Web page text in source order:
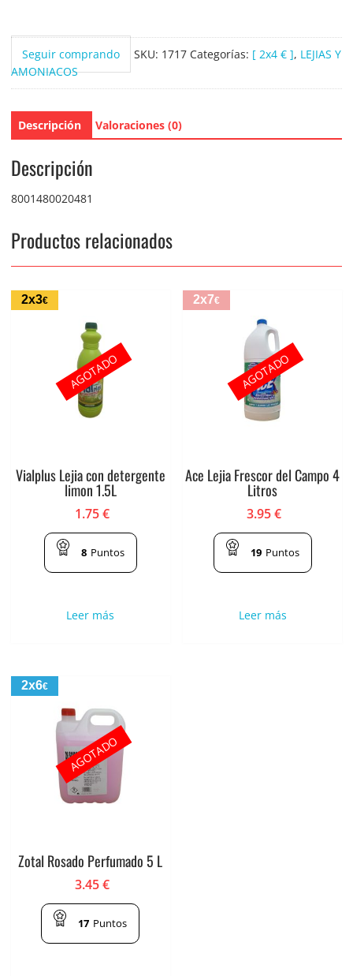
Seguir comprando SKU: 1717 Categorías: [ 2x4 € ], LEJIAS Y
AMONIACOS
Descripción Valoraciones (0)
Descripción
8001480020481
Productos relacionados
2x3€
Vialplus Lejia con detergente
limon 1.5L
1.75€
8 Puntos
Leer más
AGOTADO
2x7€
Ace Lejia Frescor del Campo 4
Litros
3.95€
19 Puntos
Leer más
AGOTADO
2x6€
Zotal Rosado Perfumado 5 L
3.45€
17 Puntos
AGOTADO